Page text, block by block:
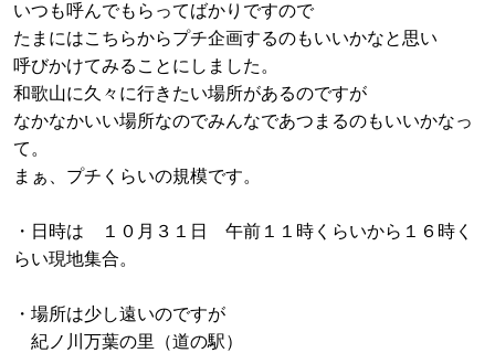
いつも呼んでもらってばかりですので
たまにはこちらからプチ企画するのもいいかなと思い
呼びかけてみることにしました。
和歌山に久々に行きたい場所があるのですが
なかなかいい場所なのでみんなであつまるのもいいかなっ
て。
まぁ、プチくらいの規模です。
・日時は １０月３１日 午前１１時くらいから１６時く
らい現地集合。
・場所は少し遠いのですが
紀ノ川万葉の里（道の駅）